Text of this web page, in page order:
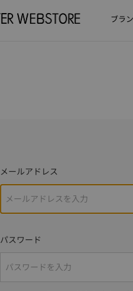
ブラ
メールアドレス
パスワード